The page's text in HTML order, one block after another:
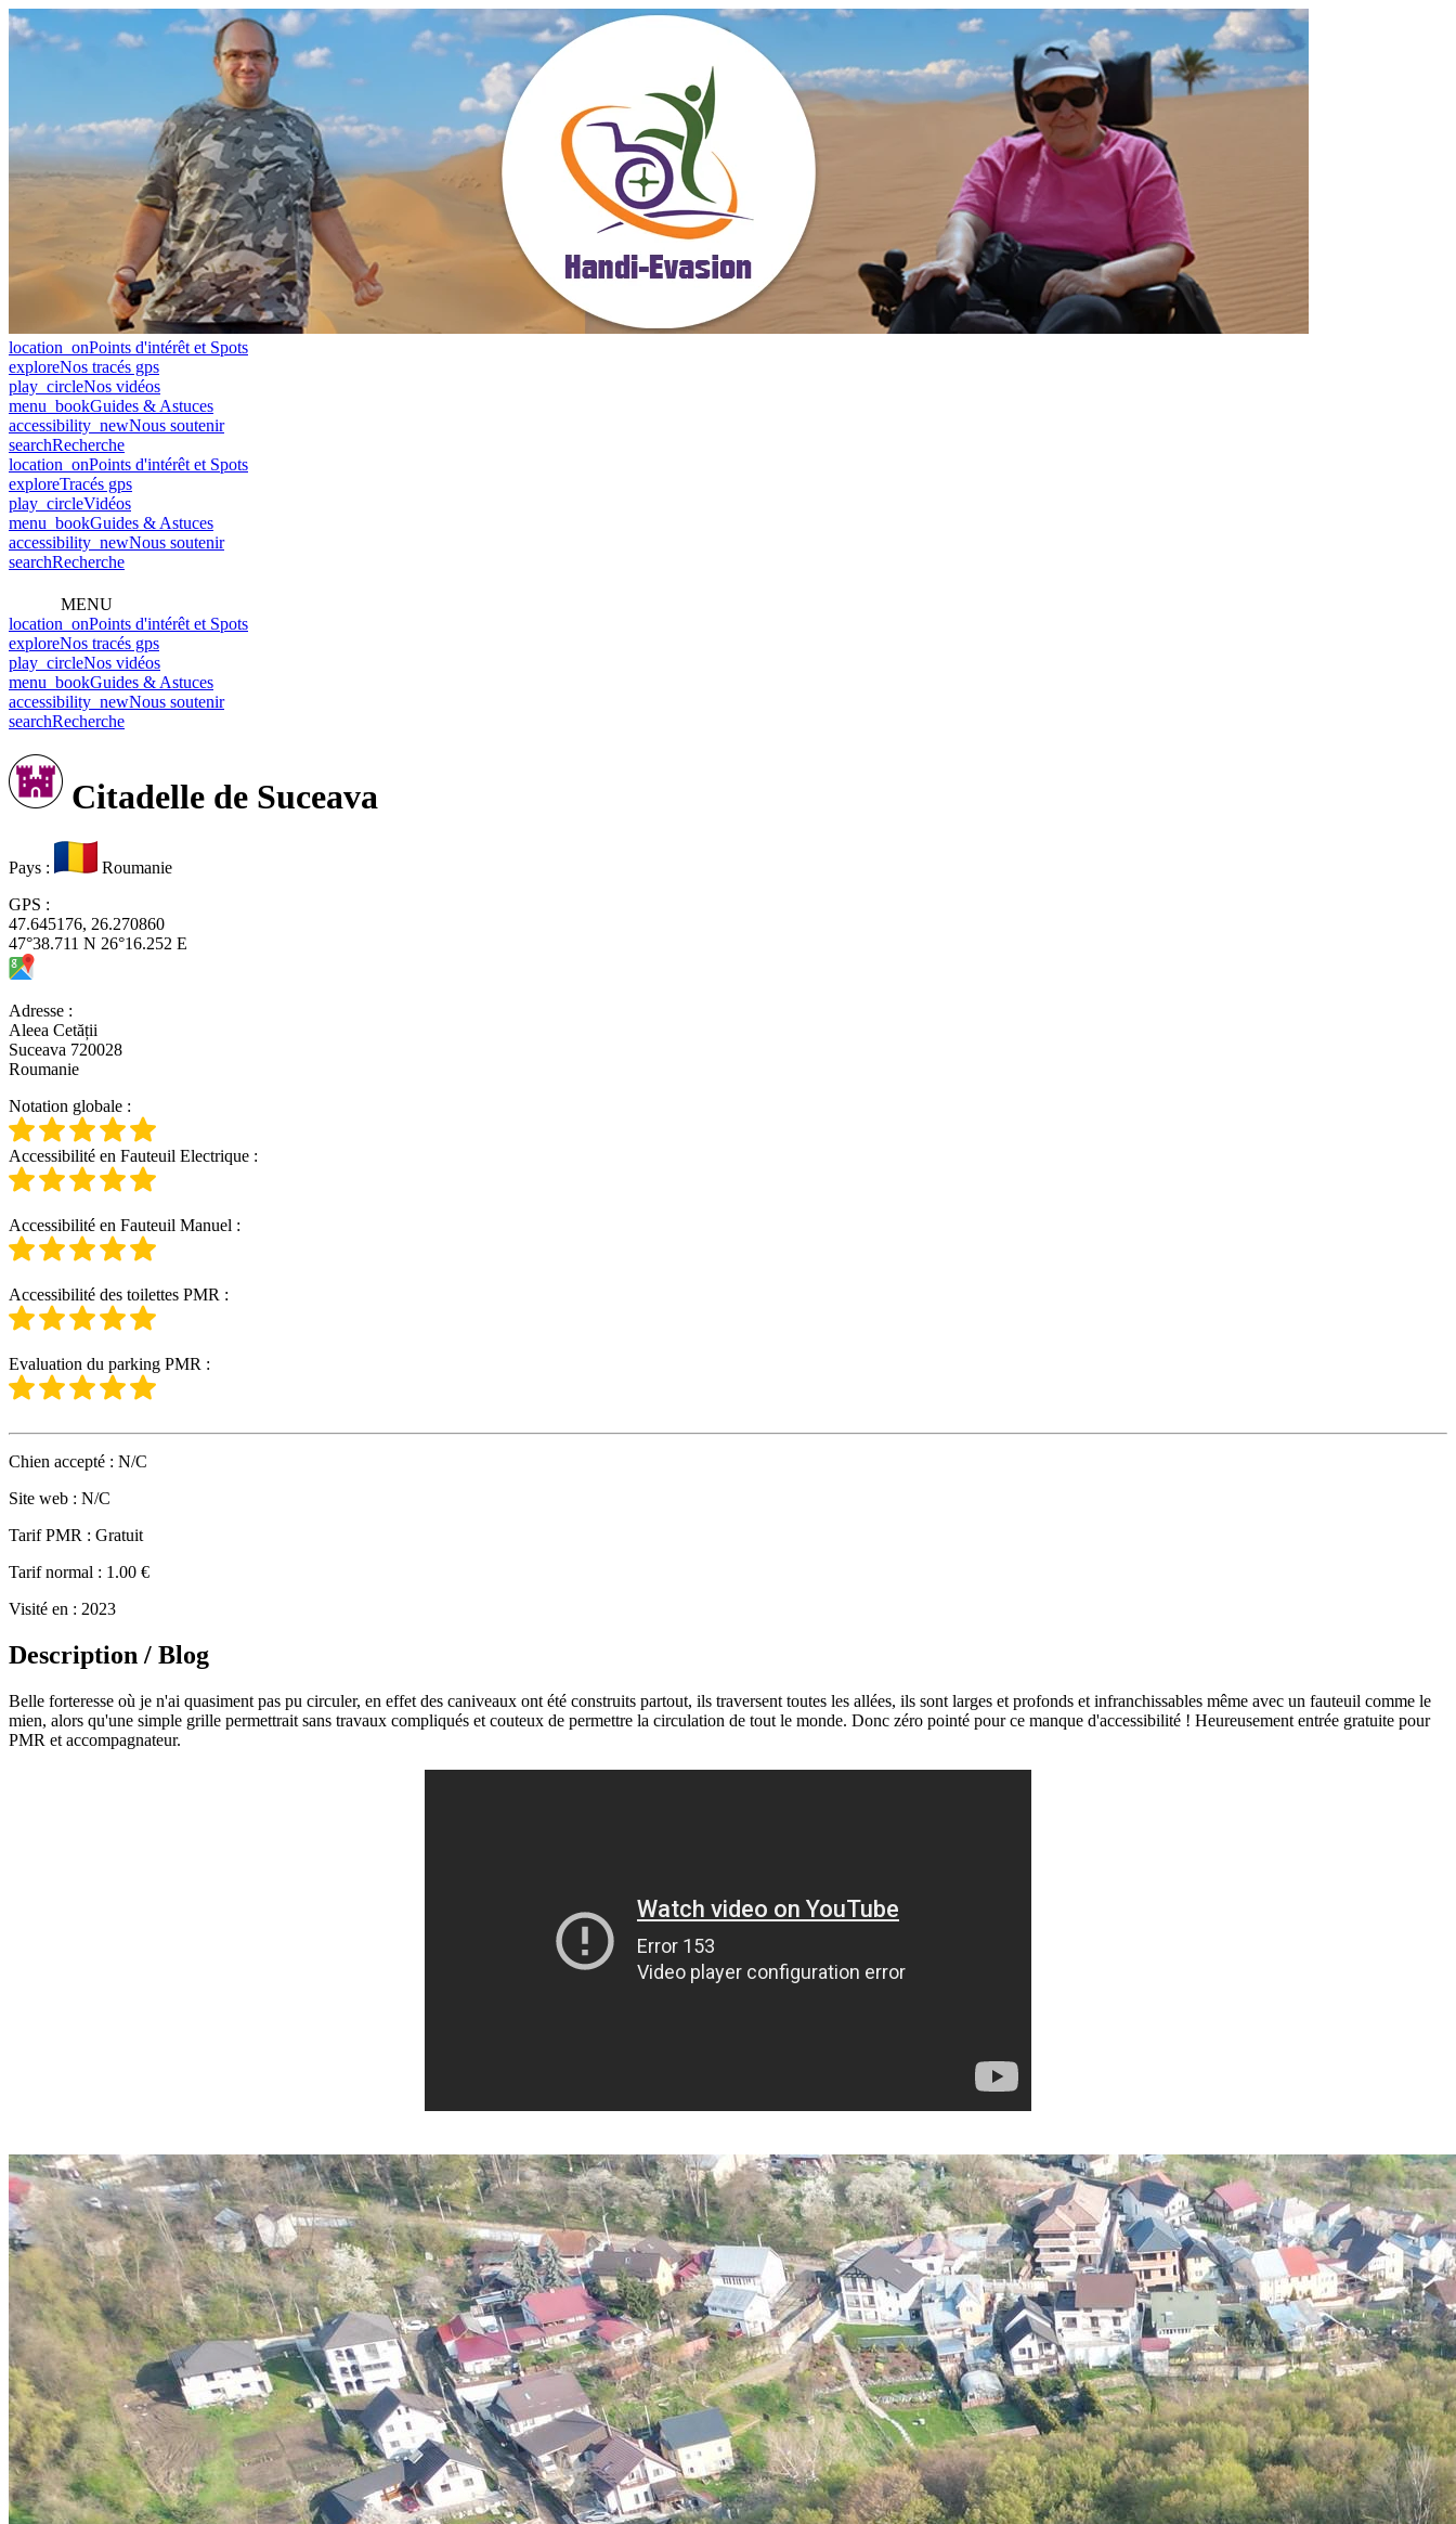
location_onPoints d'intérêt et Spots
exploreNos tracés gps
play_circleNos vidéos
menu_bookGuides & Astuces
accessibility_newNous soutenir
searchRecherche
location_onPoints d'intérêt et Spots
exploreTracés gps
play_circleVidéos
menu_bookGuides & Astuces
accessibility_newNous soutenir
searchRecherche
MENU
location_onPoints d'intérêt et Spots
exploreNos tracés gps
play_circleNos vidéos
menu_bookGuides & Astuces
accessibility_newNous soutenir
searchRecherche
Citadelle de Suceava
Pays :
Roumanie
GPS :
47.645176, 26.270860
47°38.711 N 26°16.252 E
Adresse :
Aleea Cetății
Suceava 720028
Roumanie
Notation globale :
Accessibilité en Fauteuil Electrique :
Accessibilité en Fauteuil Manuel :
Accessibilité des toilettes PMR :
Evaluation du parking PMR :
Chien accepté : N/C
Site web : N/C
Tarif PMR : Gratuit
Tarif normal : 1.00 €
Visité en : 2023
Description / Blog
Belle forteresse où je n'ai quasiment pas pu circuler, en effet des caniveaux ont été construits partout, ils traversent toutes les allées, ils sont larges et profonds et infranchissables même avec un fauteuil comme le
mien, alors qu'une simple grille permettrait sans travaux compliqués et couteux de permettre la circulation de tout le monde. Donc zéro pointé pour ce manque d'accessibilité ! Heureusement entrée gratuite pour
PMR et accompagnateur.